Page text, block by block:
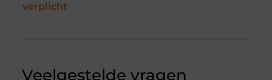
verplicht
Veelgestelde vragen